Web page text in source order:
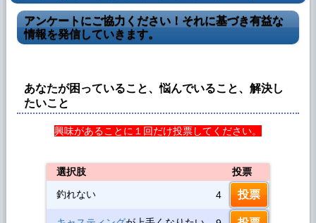
アンケートにご協力ください！それに基づき有益な
情報を発信していきます。
あなたが困っていること、悩んでいること、解決し
たいこと
興味があることに１回だけ投票してください。
選択肢
投票
釣れない
4